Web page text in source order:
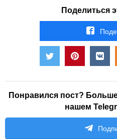
Поделиться
Понравился пост?
нашем